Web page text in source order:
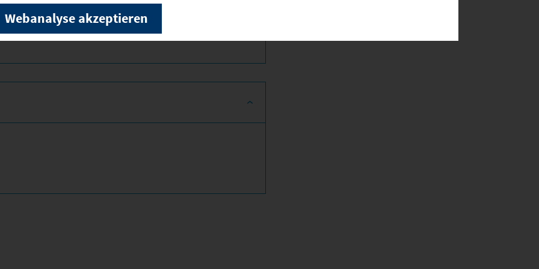
institute/in-institute/institut-
Webanalyse akzeptieren